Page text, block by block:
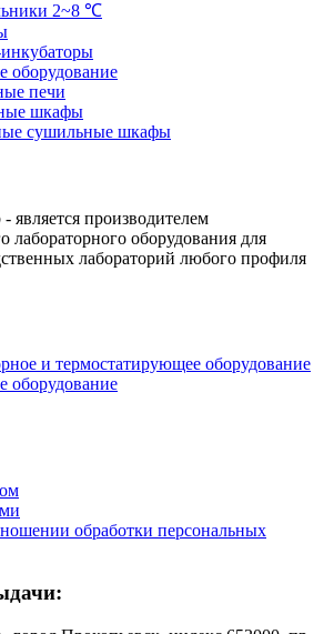
2~8 ℃
оборудование
печи
шкафы
сушильные шкафы
является производителем
лабораторного оборудования для
лабораторий любого профиля
и термостатирующее оборудование
оборудование
обработки персональных